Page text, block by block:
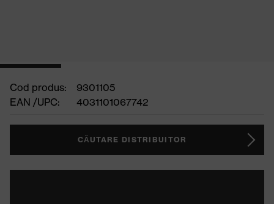
Cod produs:
9301105
EAN /UPC:
4031101067742
CĂUTARE DISTRIBUITOR